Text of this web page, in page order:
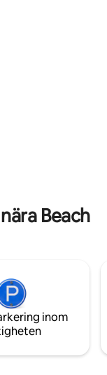
Beach
inom